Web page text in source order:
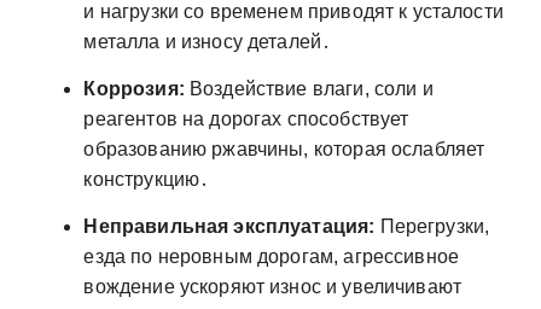
и нагрузки со временем приводят к усталости
металла и износу деталей․
Коррозия: Воздействие влаги, соли и
реагентов на дорогах способствует
образованию ржавчины, которая ослабляет
конструкцию․
Неправильная эксплуатация: Перегрузки,
езда по неровным дорогам, агрессивное
вождение ускоряют износ и увеличивают